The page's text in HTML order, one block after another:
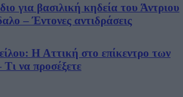
για βασιλική κηδεία του Άντριου
– Έντονες αντιδράσεις
Η Αττική στο επίκεντρο των
να προσέξετε